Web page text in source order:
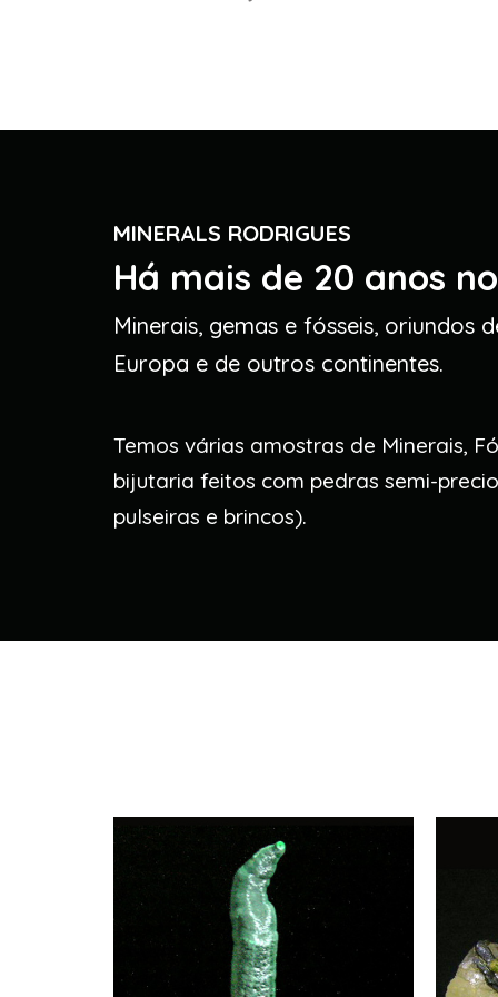
MINERALS RODRIGUES
Há mais de 20 anos
Minerais, gemas e fósseis, oriundos
Europa e de outros continentes.
Temos várias amostras de Minerais,
bijutaria feitos com pedras semi-
pulseiras e brincos).